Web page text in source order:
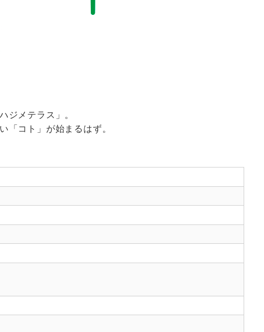
ジメテラス」。
コト」が始まるはず。